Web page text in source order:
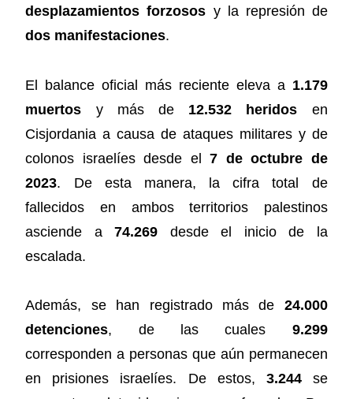
desplazamientos forzosos y la represión de
dos manifestaciones.
El balance oficial más reciente eleva a 1.179
muertos y más de 12.532 heridos en
Cisjordania a causa de ataques militares y de
colonos israelíes desde el7 de octubre de
2023. De esta manera, la cifra total de
fallecidos en ambos territorios palestinos
asciende a74.269 desde el inicio de la
escalada.
Además, se han registrado más de 24.000
detenciones, de las cuales 9.299
corresponden a personas que aún permanecen
en prisiones israelíes. De estos, 3.244se